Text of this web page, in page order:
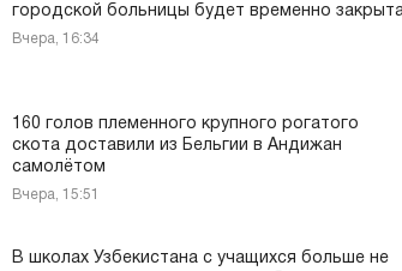
городской больницы будет временно
Вчера, 16:34
160 голов племенного крупного рогатого
скота доставили из Бельгии в Андижан
самолётом
Вчера, 15:51
В школах Узбекистана с учащихся больше не